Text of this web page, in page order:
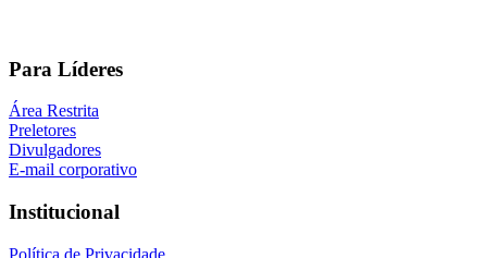
Para Líderes
Área Restrita
Preletores
Divulgadores
E-mail corporativo
Institucional
Política de Privacidade